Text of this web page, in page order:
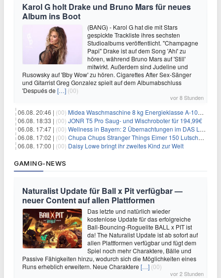
Karol G holt Drake und Bruno Mars für neues
Album ins Boot
(BANG) - Karol G hat die mit Stars
gespickte Trackliste ihres sechsten
Studioalbums veröffentlicht. "Champagne
Papi" Drake ist auf dem Song 'Ahí' zu
hören, während Bruno Mars auf 'Still'
mitwirkt. Außerdem sind Judeline und
Rusowsky auf 'Bby Wow' zu hören. Cigarettes After Sex-Sänger
und Gitarrist Greg Gonzalez spielt auf dem Albumabschluss
'Después de […] (00)
vor 8 Stunden
06.08. 20:46 | (00) Midea Waschmaschine 8 kg Energieklasse A-10% 1400 U/Min für 289,97€
06.08. 18:33 | (00) JONR T5 Pro Saug- und Wischroboter für 194,99€
06.08. 17:47 | (00) Wellness in Bayern: 2 Übernachtungen im DAS LUDWIG Sports Resort inkl. HP + Wellness ab 174€ p.P.
06.08. 17:02 | (00) Chupa Chups Stranger Things Eimer 150 Lutscher für 21,95€
06.08. 17:00 | (00) Daisy Lowe bringt ihr zweites Kind zur Welt
GAMING-NEWS
Naturalist Update für Ball x Pit verfügbar —
neuer Content auf allen Plattformen
Das letzte und natürlich wieder
kostenlose Update für das erfolgreiche
Ball-Bouncing-Roguelite BALL x PIT ist
da! The Naturalist Update ist ab sofort auf
allen Plattformen verfügbar und fügt dem
Spiel noch mehr Charaktere, Bälle und
Passive Fähigkeiten hinzu, wodurch sich die Möglichkeiten eines
Runs erheblich erweitern. Neue Charaktere […] (00)
vor 2 Stunden